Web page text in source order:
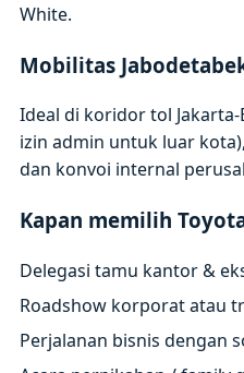
White.
Mobilitas
Ideal di koridor tol
izin admin untuk luar
dan konvoi internal
Kapan memilih
Delegasi tamu kantor &
Roadshow korporat atau
Perjalanan bisnis dengan